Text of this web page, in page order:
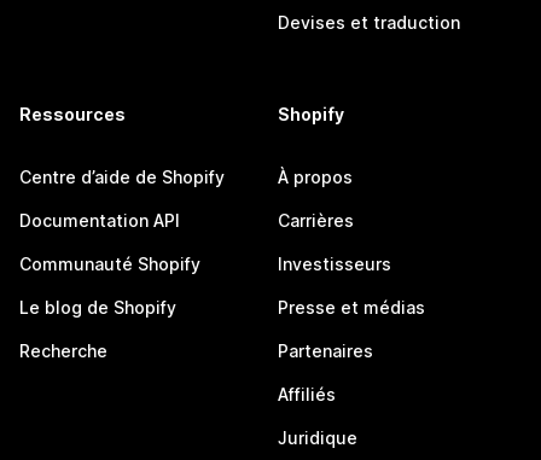
Devises et traduction
Ressources
Centre d’aide de Shopify
Documentation API
Communauté Shopify
Le blog de Shopify
Recherche
Shopify
À propos
Carrières
Investisseurs
Presse et médias
Partenaires
Affiliés
Juridique